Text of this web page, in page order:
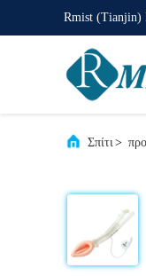
Rmist (Tianjin)
Σπίτι>